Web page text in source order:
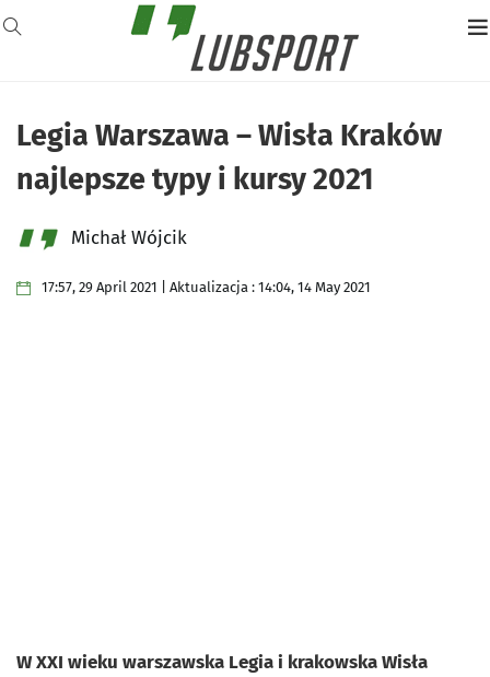
Legia Warszawa – Wisła Kraków
najlepsze typy i kursy 2021
Michał Wójcik
17:57, 29 April 2021 | Aktualizacja : 14:04, 14 May 2021
W XXI wieku warszawska Legia i krakowska Wisła